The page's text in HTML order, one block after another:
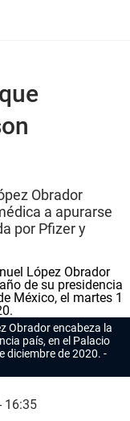
Obrador
a apurarse
por Pfizer y
Obrador encabeza la
país, en el Palacio
diciembre de 2020.
16:35